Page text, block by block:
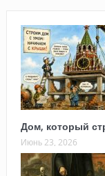
Дом, который
Июнь 23, 2026